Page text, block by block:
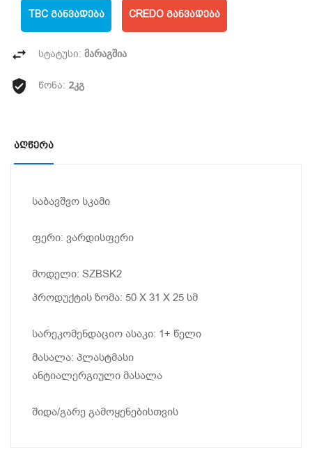
TBC ᲒᲐᲜᲕᲐᲓᲔᲑᲐ CREDO ᲒᲐᲜᲕᲐᲓᲔᲑᲐ
სტატუსი: მარაგშია
წონა: 2კგ
Აღწერა
საბავშვო სკამი
ფერი: ვარდისფერი
მოდელი: SZBSK2
პროდუქტის ზომა: 50 X 31 X 25 სმ
სარეკომენდაციო ასაკი: 1+ წელი
მასალა: პლასტმასი
ანტიალერგიული მასალა
შიდა/გარე გამოყენებისთვის